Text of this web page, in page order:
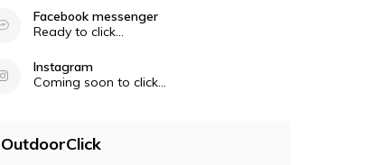
Facebook messenger
Ready to click...
Instagram
Coming soon to click...
OutdoorClick